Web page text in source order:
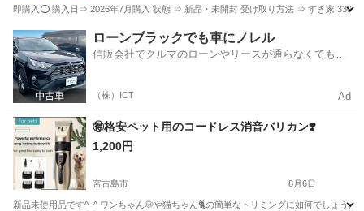
即購入⭕️ 購入日⇒ 2026年7月購入 状態 ⇒ 新品・未開封 受け取り方法 ⇒ すき家 330
沖縄 那覇市 古島駅 その他
ローンブラックでも車にノレル
信販会社でクルマのローンやリースが通らなくてもク
（株）ICT Ad
🉐格安ペット用のコードレス消音バリカン❣️
1,200円
宮古島市 8月6日
新品未使用品です^_^ ワンちゃん🐶や猫ちゃん🐈の簡単なトリミングに如何でしょう